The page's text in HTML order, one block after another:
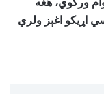
ورکوي، هغه
اړیکو اغېز ولري